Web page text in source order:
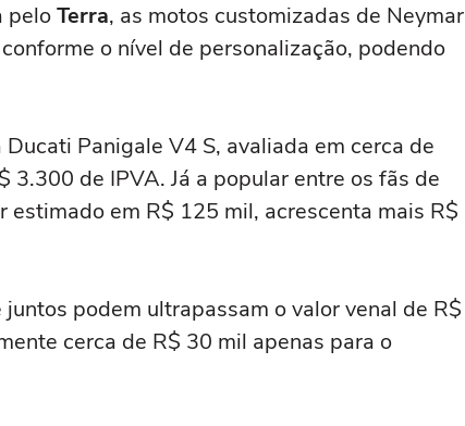
peloTerra, as motos customizadas de Neymar
o nível de personalização, podendo
Panigale V4 S, avaliada em cerca de
de IPVA. Já a popular entre os fãs de
em R$ 125 mil, acrescenta mais R$
podem ultrapassam o valor venal de R$
cerca de R$ 30 mil apenas para o